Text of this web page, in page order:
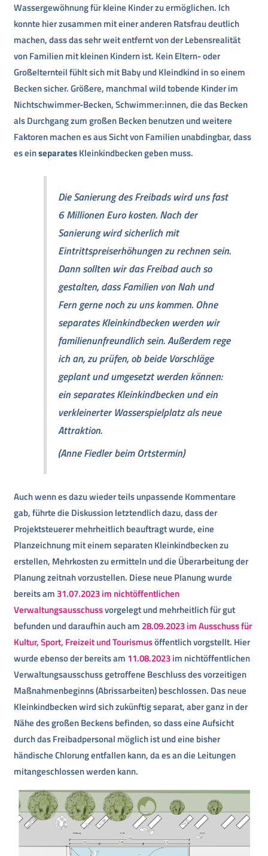
Wassergewöhnung für kleine Kinder zu ermöglichen. Ich
konnte hier zusammen mit einer anderen Ratsfrau deutlich
machen, dass das sehr weit entfernt von der Lebensrealität
von Familien mit kleinen Kindern ist. Kein Eltern- oder
Großelternteil fühlt sich mit Baby und Kleindkind in so einem
Becken sicher. Größere, manchmal wild tobende Kinder im
Nichtschwimmer-Becken, Schwimmer:innen, die das Becken
als Durchgang zum großen Becken benutzen und weitere
Faktoren machen es aus Sicht von Familien unabdingbar, dass
es einseparatesKleinkindbecken geben muss.
Die Sanierung des Freibads wird uns fast
6 Millionen Euro kosten. Nach der
Sanierung wird sicherlich mit
Eintrittspreiserhöhungen zu rechnen sein.
Dann sollten wir das Freibad auch so
gestalten, dass Familien von Nah und
Fern gerne noch zu uns kommen. Ohne
separates Kleinkindbecken werden wir
familienunfreundlich sein. Außerdem rege
ich an, zu prüfen, ob beide Vorschläge
geplant und umgesetzt werden können:
ein separates Kleinkindbecken und ein
verkleinerter Wasserspielplatz als neue
Attraktion.
(Anne Fiedler beim Ortstermin)
Auch wenn es dazu wieder teils unpassende Kommentare
gab, führte die Diskussion letztendlich dazu, dass der
Projektsteuerer mehrheitlich beauftragt wurde, eine
Planzeichnung mit einem separaten Kleinkindbecken zu
erstellen, Mehrkosten zu ermitteln und die Überarbeitung der
Planung zeitnah vorzustellen. Diese neue Planung wurde
bereits am 31.07.2023 im nichtöffentlichen
Verwaltungsausschussvorgelegt und mehrheitlich für gut
befunden und daraufhin auch am 28.09.2023 im Ausschuss für
Kultur, Sport, Freizeit und Tourismusöffentlich vorgstellt. Hier
wurde ebenso der bereits am 11.08.2023im nichtöffentlichen
Verwaltungsausschuss getroffene Beschluss des vorzeitigen
Maßnahmenbeginns (Abrissarbeiten) beschlossen. Das neue
Kleinkindbecken wird sich zukünftig separat, aber ganz in der
Nähe des großen Beckens befinden, so dass eine Aufsicht
durch das Freibadpersonal möglich ist und eine bisher
händische Chlorung entfallen kann, da es an die Leitungen
mitangeschlossen werden kann.